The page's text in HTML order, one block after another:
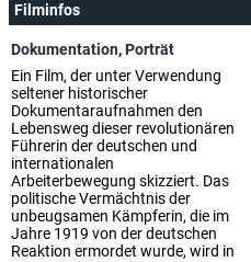
Filminfos
Dokumentation,Porträt
Ein Film, der unter Verwendung
seltener historischer
Dokumentaraufnahmen den
Lebensweg dieser revolutionären
Führerin der deutschen und
internationalen
Arbeiterbewegung skizziert. Das
politische Vermächtnis der
unbeugsamen Kämpferin, die im
Jahre 1919 von der deutschen
Reaktion ermordet wurde, wird in